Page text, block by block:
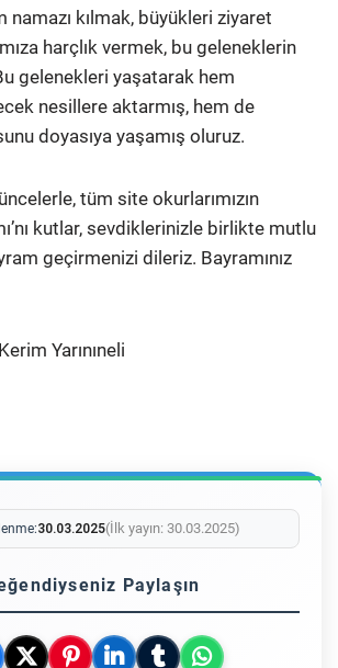
namazı kılmak, büyükleri ziyaret
harçlık vermek, bu geleneklerin
gelenekleri yaşatarak hem
nesillere aktarmış, hem de
doyasıya yaşamış oluruz.
tüm site okurlarımızın
kutlar, sevdiklerinizle birlikte mutlu
geçirmenizi dileriz. Bayramınız
Yarınıneli
30.03.2025(İlk yayın: 30.03.2025)
Paylaşın